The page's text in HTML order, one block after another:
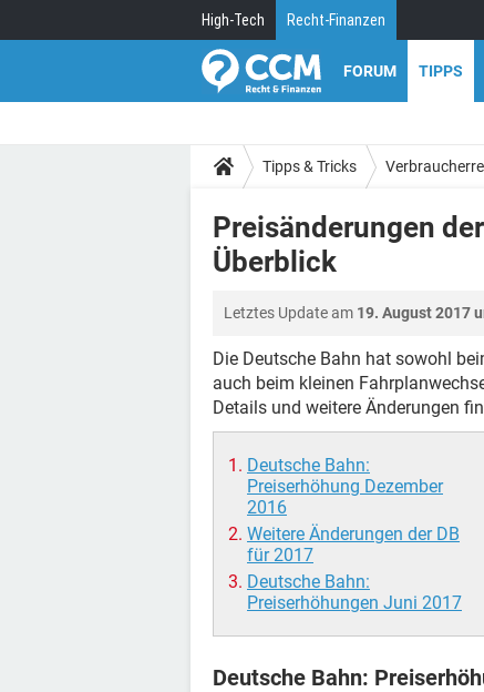
High-Tech Recht-Finanzen
FORUM TIPPS
Tipps & Tricks
Preisänderungen
Überblick
Letztes Update am 19. August 2017
Die Deutsche Bahn hat sowohl
auch beim kleinen
Details und weitere Änderungen
Deutsche Bahn:
Preiserhöhung Dezember
2016
Weitere Änderungen der DB
für 2017
Deutsche Bahn:
Preiserhöhungen Juni 2017
Deutsche Bahn: